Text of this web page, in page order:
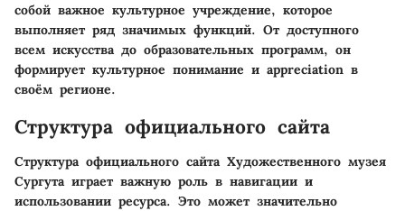
собой важное культурное учреждение, которое
выполняет ряд значимых функций. От доступного
всем искусства до образовательных программ, он
формирует культурное понимание и appreciation в
своём регионе.
Структура официального сайта
Структура официального сайта Художественного музея
Сургута играет важную роль в навигации и
использовании ресурса. Это может значительно